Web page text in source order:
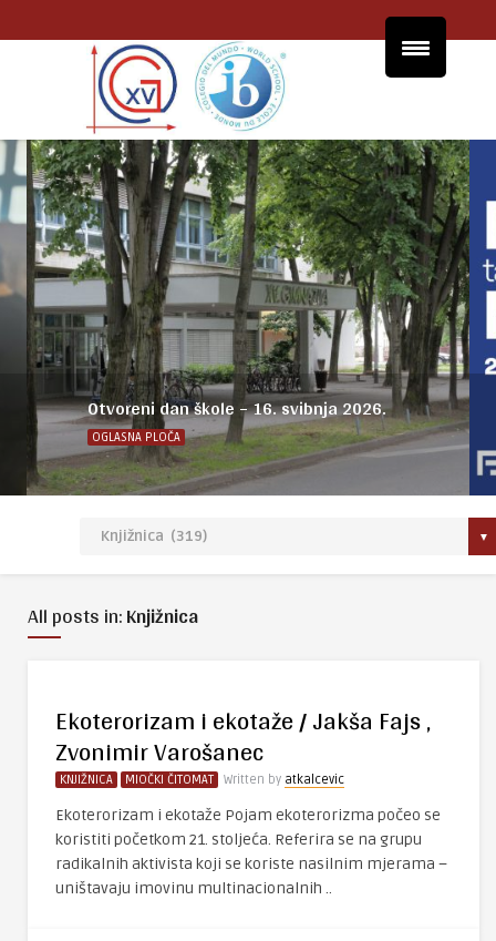
Otvoreni dan škole – 16. svibnja 2026.
OGLASNA PLOČA
All posts in:Knjižnica
Ekoterorizam i ekotaže / Jakša Fajs ,
Zvonimir Varošanec
KNJIŽNICA MIOČKI ČITOMAT Written by atkalcevic
Ekoterorizam i ekotaže Pojam ekoterorizma počeo se
koristiti početkom 21. stoljeća. Referira se na grupu
radikalnih aktivista koji se koriste nasilnim mjerama –
uništavaju imovinu multinacionalnih ..